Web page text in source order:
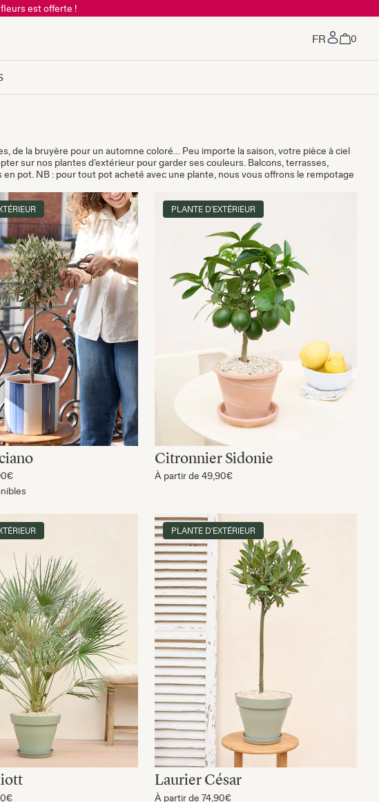
fleurs est offerte !
Mon
0
de la bruyère pour un automne coloré… Peu importe la saison, votre pièce à ciel
sur nos plantes d’extérieur pour garder ses couleurs. Balcons, terrasses,
pot. NB : pour tout pot acheté avec une plante, nous vous offrons le rempotage
PLANTE D'EXTÉRIEUR
Citronnier Sidonie
À partir de 49,90€
PLANTE D'EXTÉRIEUR
Laurier César
À partir de 74,90€